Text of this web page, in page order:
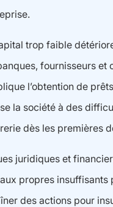
trop faible
fournisseurs et
l’obtention de
la société à des
dès les premières
juridiques et
propres insuffisants
des actions pour